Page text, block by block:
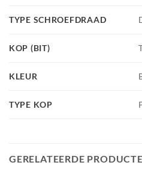
TYPE SCHROEFDRAAD
KOP (BIT)
KLEUR
TYPE KOP
GERELATEERDE